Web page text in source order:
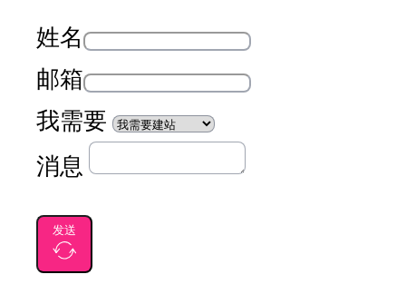
姓名
邮箱
我需要
消息
发送